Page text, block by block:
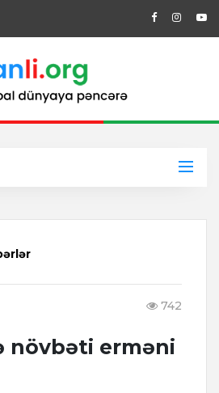
742
növbəti erməni